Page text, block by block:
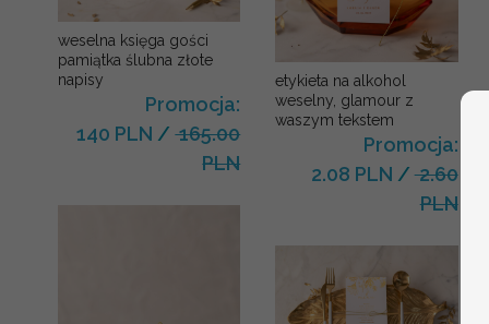
weselna księga gości
pamiątka ślubna złote
napisy
Promocja:
140 PLN /165.00
PLN
etykieta na alkohol
weselny, glamour z
waszym tekstem
Promocja:
2.08 PLN /2.60
PLN